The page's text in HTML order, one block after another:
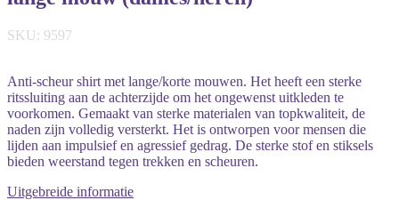
SKU: 9597
Anti-scheur shirt met lange/korte mouwen. Het heeft een sterke
ritssluiting aan de achterzijde om het ongewenst uitkleden te
voorkomen. Gemaakt van sterke materialen van topkwaliteit, de
naden zijn volledig versterkt. Het is ontworpen voor mensen die
lijden aan impulsief en agressief gedrag. De sterke stof en stiksels
bieden weerstand tegen trekken en scheuren.
Uitgebreide informatie